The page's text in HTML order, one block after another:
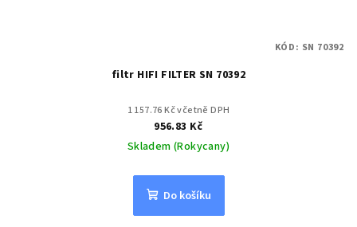
filtr HIFI FILTER SN 70392
1 157.76 Kč včetně DPH
956.83 Kč
Skladem (Rokycany)
Do košíku
KÓD: SN 70392